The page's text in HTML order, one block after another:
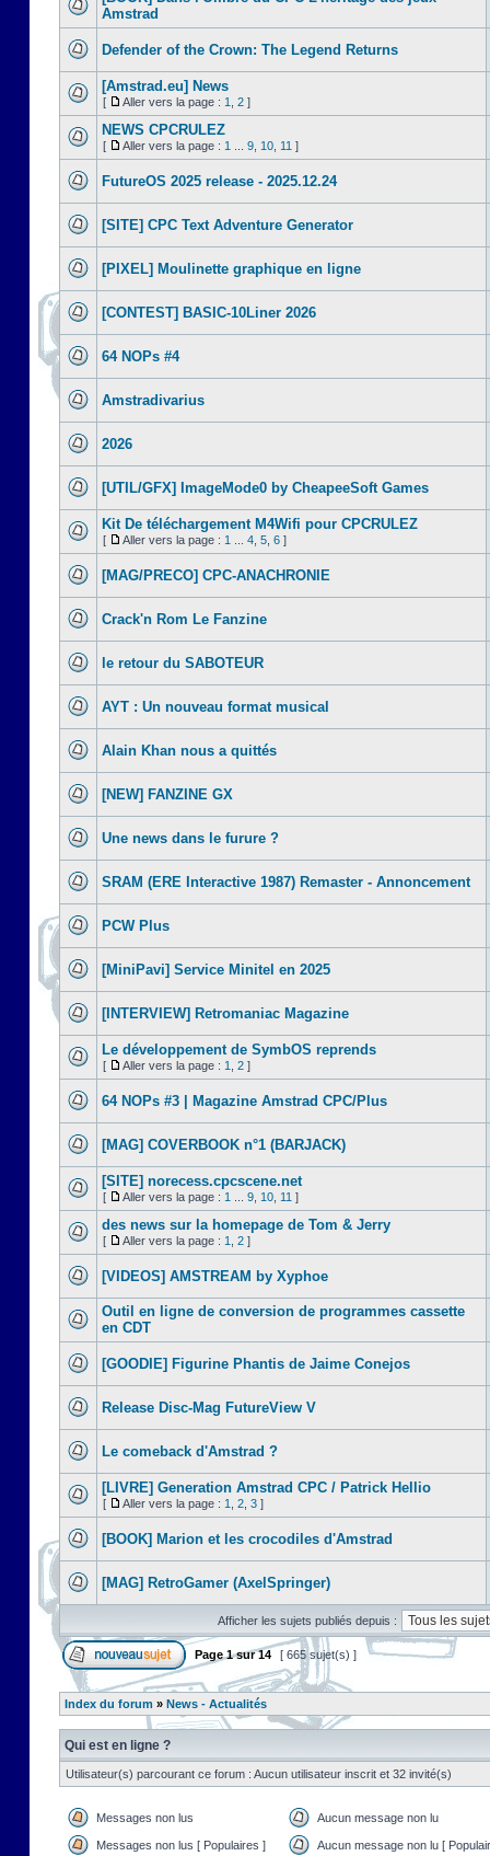
Amstrad
Defender of the Crown: The Legend Returns
[Amstrad.eu] News
[ Aller vers la page : 1 2 ]
NEWS CPCRULEZ
[ Aller vers la page : 1 9 10 11 ]
FutureOS 2025 release - 2025.12.24
[SITE] CPC Text Adventure Generator
[PIXEL] Moulinette graphique en ligne
[CONTEST] BASIC-10Liner 2026
64 NOPs #4
Amstradivarius
2026
[UTIL/GFX] ImageMode0 by CheapeeSoft Games
Kit De téléchargement M4Wifi pour CPCRULEZ
[ Aller vers la page : 1 4 5 6 ]
[MAG/PRECO] CPC-ANACHRONIE
Crack'n Rom Le Fanzine
le retour du SABOTEUR
AYT : Un nouveau format musical
Alain Khan nous a quittés
[NEW] FANZINE GX
Une news dans le furure ?
SRAM (ERE Interactive 1987) Remaster - Annoncement
PCW Plus
[MiniPavi] Service Minitel en 2025
[INTERVIEW] Retromaniac Magazine
Le développement de SymbOS reprends
[ Aller vers la page : 1 2 ]
64 NOPs #3 | Magazine Amstrad CPC/Plus
[MAG] COVERBOOK n°1 (BARJACK)
[SITE] norecess.cpcscene.net
[ Aller vers la page : 1 9 10 11 ]
des news sur la homepage de Tom & Jerry
[ Aller vers la page : 1 2 ]
[VIDEOS] AMSTREAM by Xyphoe
Outil en ligne de conversion de programmes cassette
en CDT
[GOODIE] Figurine Phantis de Jaime Conejos
Release Disc-Mag FutureView V
Le comeback d'Amstrad ?
[LIVRE] Generation Amstrad CPC / Patrick Hellio
[ Aller vers la page : 1 2 3 ]
[BOOK] Marion et les crocodiles d'Amstrad
[MAG] RetroGamer (AxelSpringer)
Afficher les sujets publiés depuis :
Page1sur14 [ 665 sujet(s) ]
Index du forum » News - Actualités
Qui est en ligne ?
Utilisateur(s) parcourant ce forum : Aucun utilisateur inscrit et 32 invité(s)
Messages non lus Aucun message non lu
Messages non lus [ Populaires ] Aucun message non lu [